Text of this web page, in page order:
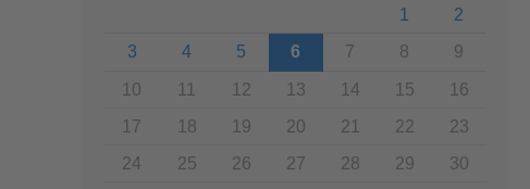
1
2
3
4 5 6 7 8 9
10 11 12 13 14 15
16
17
18 19 20 21 22
23
24
25 26 27 28 29
30